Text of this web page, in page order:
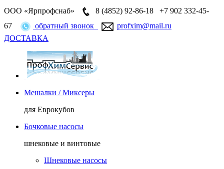
ООО «Ярпрофснаб» 8 (4852) 92-86-18
+7 902 332-45-
67
обратный звонок
profxim@mail.ru
ДОСТАВКА
Мешалки / Миксеры
для Еврокубов
Бочковые насосы
шнековые и винтовые
Шнековые насосы